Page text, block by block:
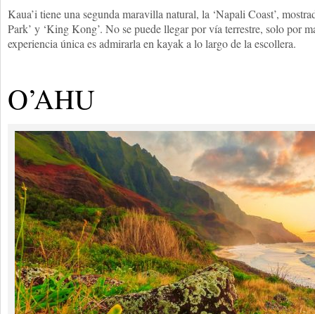
Kaua’i tiene una segunda maravilla natural, la ‘Napali Coast’,
Park’ y ‘King Kong’. No se puede llegar por vía terrestre, solo por
experiencia única es admirarla en kayak a lo largo de la escollera.
O’AHU